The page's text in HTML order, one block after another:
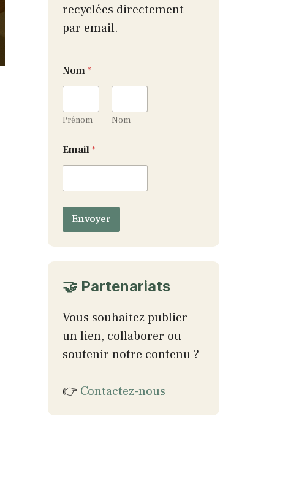
recyclées directement
par email.
N
o
E
m
i
l
Nom *
Prénom Nom
Email *
Envoyer
🤝 Partenariats
Vous souhaitez publier
un lien, collaborer ou
soutenir notre contenu ?
👉 Contactez-nous